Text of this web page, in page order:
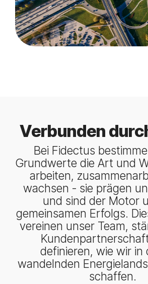
Verbunden
Bei Fidectus
Grundwerte die Art und
arbeiten,
wachsen - sie prägen
und sind der Motor
gemeinsamen Erfolgs.
vereinen unser Team,
definieren, wie wir in
wandelnden
schaffen.